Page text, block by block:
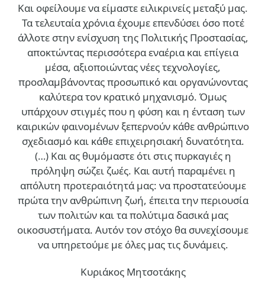
Και οφείλουμε να είμαστε ειλικρινείς μεταξύ μας.
Τα τελευταία χρόνια έχουμε επενδύσει όσο ποτέ
άλλοτε στην ενίσχυση της Πολιτικής Προστασίας,
αποκτώντας περισσότερα εναέρια και επίγεια
μέσα, αξιοποιώντας νέες τεχνολογίες,
προσλαμβάνοντας προσωπικό και οργανώνοντας
καλύτερα τον κρατικό μηχανισμό. Όμως
υπάρχουν στιγμές που η φύση και η ένταση των
καιρικών φαινομένων ξεπερνούν κάθε ανθρώπινο
σχεδιασμό και κάθε επιχειρησιακή δυνατότητα.
(…) Και ας θυμόμαστε ότι στις πυρκαγιές η
πρόληψη σώζει ζωές. Και αυτή παραμένει η
απόλυτη προτεραιότητά μας: να προστατεύουμε
πρώτα την ανθρώπινη ζωή, έπειτα την περιουσία
των πολιτών και τα πολύτιμα δασικά μας
οικοσυστήματα. Αυτόν τον στόχο θα συνεχίσουμε
να υπηρετούμε με όλες μας τις δυνάμεις.
Κυριάκος Μητσοτάκης